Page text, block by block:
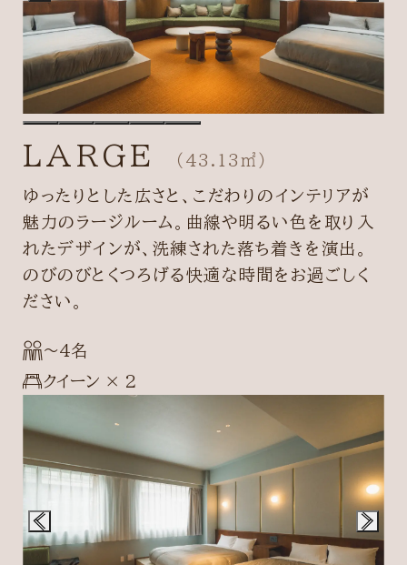
LARGE （43.13㎡）
ゆったりとした広さと、こだわりのインテリアが
魅力のラージルーム。曲線や明るい色を取り入
れたデザインが、洗練された落ち着きを演出。
のびのびとくつろげる快適な時間をお過ごしく
ださい。
〜4名
クイーン × 2